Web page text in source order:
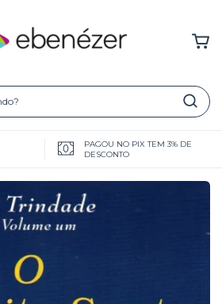
PAGOU NO PIX TEM 3% DE
DESCONTO